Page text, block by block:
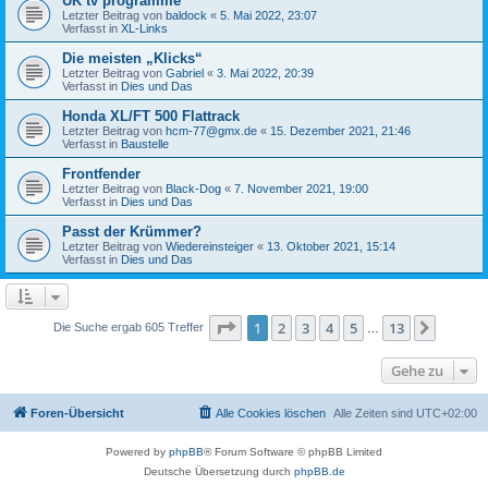
Letzter Beitrag von baldock « 5. Mai 2022, 23:07
Verfasst in XL-Links
Die meisten „Klicks“
Letzter Beitrag von Gabriel « 3. Mai 2022, 20:39
Verfasst in Dies und Das
Honda XL/FT 500 Flattrack
Letzter Beitrag von hcm-77@gmx.de « 15. Dezember 2021, 21:46
Verfasst in Baustelle
Frontfender
Letzter Beitrag von Black-Dog « 7. November 2021, 19:00
Verfasst in Dies und Das
Passt der Krümmer?
Letzter Beitrag von Wiedereinsteiger « 13. Oktober 2021, 15:14
Verfasst in Dies und Das
Die Suche ergab 605 Treffer Seite 1von 13
1 2 3 4 5 13
Gehe zu
Foren-Übersicht Alle Zeiten sind UTC+02:00
Alle Cookies löschen
Powered by phpBB® Forum Software © phpBB Limited
Deutsche Übersetzung durch phpBB.de